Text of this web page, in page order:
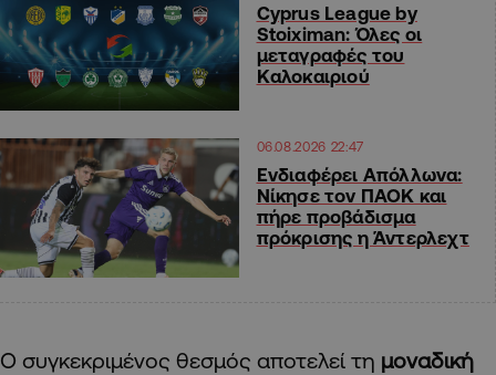
Cyprus League by
Stoiximan: Όλες οι
μεταγραφές του
Καλοκαιριού
06.08.2026 22:47
Ενδιαφέρει Απόλλωνα:
Νίκησε τον ΠΑΟΚ και
πήρε προβάδισμα
πρόκρισης η Άντερλεχτ
Ο συγκεκριμένος θεσμός αποτελεί τη μοναδική